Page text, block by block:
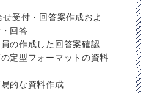
受付・回答案作成およ
回答
の作成した回答案確認
定型フォーマットの資料
的な資料作成